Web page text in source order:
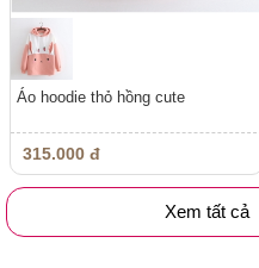
Áo hoodie thỏ hồng cute
315.000 đ
Xem tất cả